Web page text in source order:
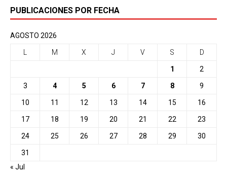
PUBLICACIONES POR FECHA
AGOSTO 2026
M X J V S D
1 2
3 4 5 6 7 8 9
10 11 12 13 14 15 16
17 18 19 20 21 22 23
24 25 26 27 28 29 30
31
« Jul